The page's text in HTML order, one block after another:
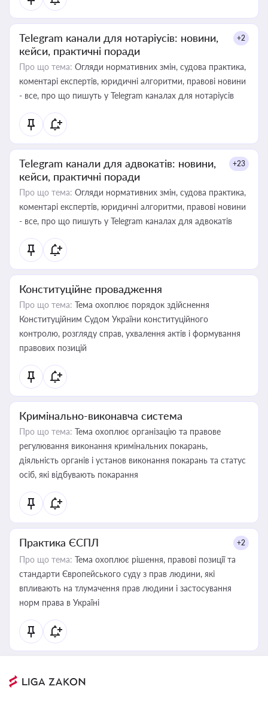
Telegram канали для нотаріусів: новини,
кейси, практичні поради
+2
Про що тема: Огляди нормативних змін, судова практика,
коментарі експертів, юридичні алгоритми, правові новини
- все, про що пишуть у Telegram каналах для нотаріусів
Telegram канали для адвокатів: новини,
кейси, практичні поради
+23
Про що тема: Огляди нормативних змін, судова практика,
коментарі експертів, юридичні алгоритми, правові новини
- все, про що пишуть у Telegram каналах для адвокатів
Конституційне провадження
Про що тема: Тема охоплює порядок здійснення
Конституційним Судом України конституційного
контролю, розгляду справ, ухвалення актів і формування
правових позицій
Кримінально-виконавча система
Про що тема: Тема охоплює організацію та правове
регулювання виконання кримінальних покарань,
діяльність органів і установ виконання покарань та статус
осіб, які відбувають покарання
Практика ЄСПЛ +2
Про що тема: Тема охоплює рішення, правові позиції та
стандарти Європейського суду з прав людини, які
впливають на тлумачення прав людини і застосування
норм права в Україні